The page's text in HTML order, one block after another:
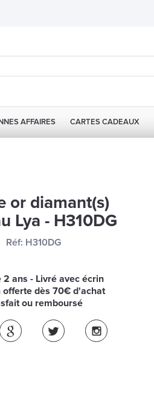
AFFAIRES CARTES CADEAUX
or diamant(s)
Lya - H310DG
Réf: H310DG
2 ans - Livré avec écrin
offerte dès 70€ d'achat
ou remboursé